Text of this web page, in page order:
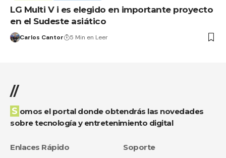
LG Multi V i es elegido en importante proyecto
en el Sudeste asiático
Carlos Cantor 5 Min en Leer
//
Somos el portal donde obtendrás las novedades
sobre tecnología y entretenimiento digital
Enlaces Rápido Soporte